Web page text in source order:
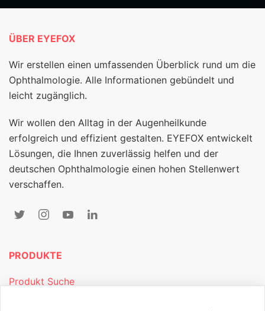
ÜBER EYEFOX
Wir erstellen einen umfassenden Überblick rund um die
Ophthalmologie. Alle Informationen gebündelt und
leicht zugänglich.
Wir wollen den Alltag in der Augenheilkunde
erfolgreich und effizient gestalten. EYEFOX entwickelt
Lösungen, die Ihnen zuverlässig helfen und der
deutschen Ophthalmologie einen hohen Stellenwert
verschaffen.
PRODUKTE
Produkt Suche